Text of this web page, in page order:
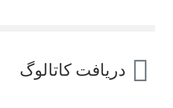
دریافت کاتالوگ